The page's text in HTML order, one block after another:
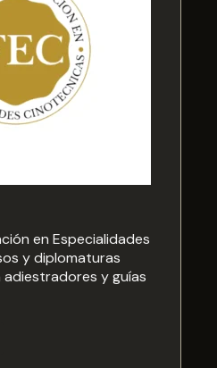
en Especialidades
y diplomaturas
y guías